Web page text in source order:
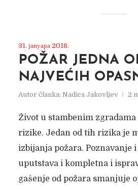
31. јануара 2018.
POŽAR JEDNA
NAJVEĆIH
Autor članka: Nadica Jakovljev 2
Život u stambenim zgradama
rizike. Jedan od tih rizika je
izbijanja požara. Poznavanje
uputstava i kompletna i
gašenje od požara smanjuje